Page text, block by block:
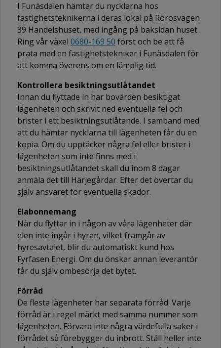
I Funäsdalen hämtar du nycklarna hos
fastighetsteknikerna i deras lokal på Rörosvägen
39 Handelshuset, med ingång på baksidan huset.
Ring vår växel 0680-169 50 först och be att få
prata med en fastighetstekniker i Funäsdalen för
att komma överens om en lämplig tid.
Kontrollera besiktningsutlåtandet
Innan du flyttade in har bovärden besiktigat
lägenheten och skrivit ned eventuella fel och
brister i ett besiktningsutlåtande. I samband med
att du hämtar nycklarna till lägenheten får du en
kopia. Om du upptäcker några fel eller brister i
lägenheten som inte finns med i
besiktningsutlåtandet skall du inom 8 dagar
anmäla det till Härjegårdar. Efter det övertar du
själv ansvaret för eventuella skador.
Elabonnemang
När du flyttar in i någon av våra lägenheter där
elen inte ingår i hyran, vilket framgår av
hyresavtalet, blir du automatiskt kund hos
Fyrfasen Energi. Om du önskar annan leverantör
får du själv ombesörja det bytet.
Förråd
De flesta lägenheter har separata förråd. Varje
förråd är i regel märkt med samma nummer som
lägenheten. Förvara inte några värdefulla saker i
förrådet så förebygger du inbrott. Ställ heller inte